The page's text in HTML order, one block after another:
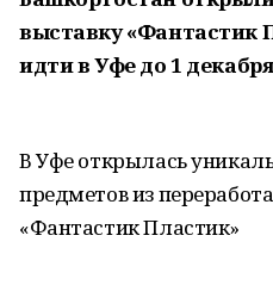
выставку «Фантастик
идти в Уфе до 1
В Уфе открылась
предметов из
«Фантастик Пластик»